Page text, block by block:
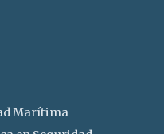
Marítima